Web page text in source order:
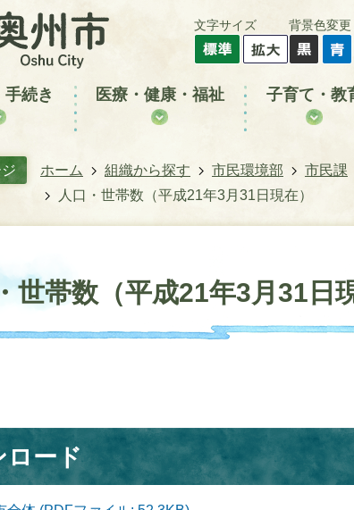
文字サイズ 背景色変更
手続き 医療・健康・福祉 子育て・教
ホーム 組織から探す 市民環境部 市民課
人口・世帯数（平成21年3月31日現在）
世帯数（平成21年3月31日
ロード